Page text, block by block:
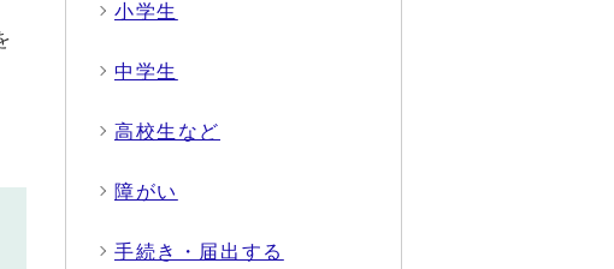
小学生
中学生
高校生など
障がい
手続き・届出する